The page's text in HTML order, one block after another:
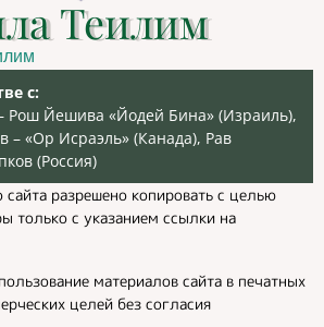
Теилим
с:
Рош Йешива «Йодей Бина» (Израиль),
– «Ор Исраэль» (Канада), Рав
(Россия)
разрешено копировать с целью
только с указанием ссылки на
материалов сайта в печатных
целей без согласия